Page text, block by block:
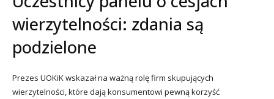
wierzytelności: zdania są
podzielone
Prezes UOKiK wskazał na ważną rolę firm skupujących
wierzytelności, które dają konsumentowi pewną korzyść